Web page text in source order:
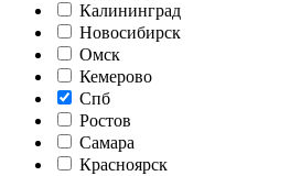
Калининград
Новосибирск
Омск
Кемерово
Спб
Ростов
Самара
Красноярск